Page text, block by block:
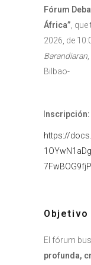
Fórum
África”,
2026, de
Barandiaran
Bilbao-
nscripción:
https://
Objetivo
El fórum
profunda,